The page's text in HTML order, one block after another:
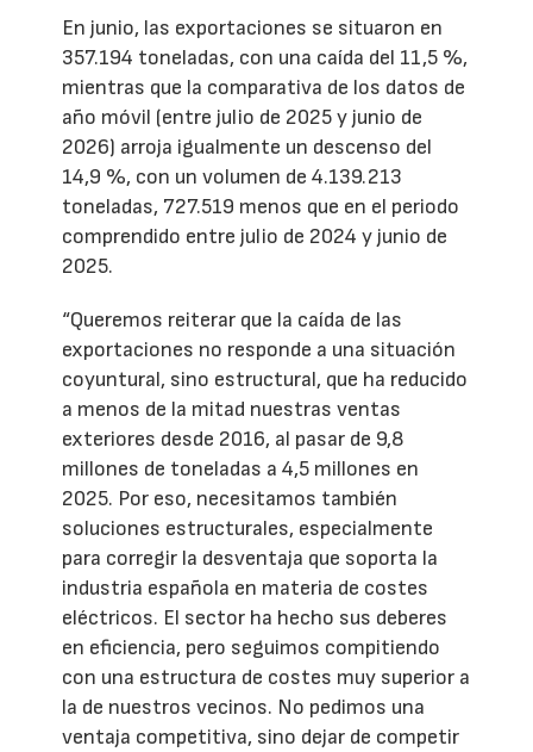
En junio, las exportaciones se situaron en
357.194 toneladas, con una caída del 11,5 %,
mientras que la comparativa de los datos de
año móvil (entre julio de 2025 y junio de
2026) arroja igualmente un descenso del
14,9 %, con un volumen de 4.139.213
toneladas, 727.519 menos que en el periodo
comprendido entre julio de 2024 y junio de
2025.
“Queremos reiterar que la caída de las
exportaciones no responde a una situación
coyuntural, sino estructural, que ha reducido
a menos de la mitad nuestras ventas
exteriores desde 2016, al pasar de 9,8
millones de toneladas a 4,5 millones en
2025. Por eso, necesitamos también
soluciones estructurales, especialmente
para corregir la desventaja que soporta la
industria española en materia de costes
eléctricos. El sector ha hecho sus deberes
en eficiencia, pero seguimos compitiendo
con una estructura de costes muy superior a
la de nuestros vecinos. No pedimos una
ventaja competitiva, sino dejar de competir